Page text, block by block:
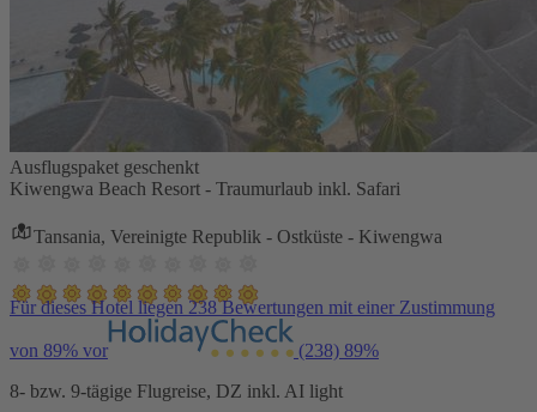
Ausflugspaket geschenkt
Kiwengwa Beach Resort - Traumurlaub inkl. Safari
Tansania, Vereinigte Republik - Ostküste - Kiwengwa
Für dieses Hotel liegen 238 Bewertungen mit einer Zustimmung
von 89% vor (238) 89%
8- bzw. 9-tägige Flugreise, DZ inkl. AI light